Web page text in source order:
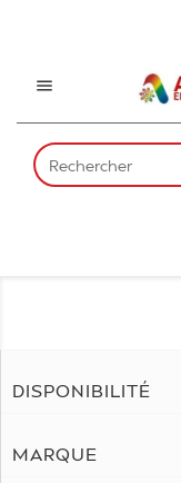

DISPONIBILITÉ
MARQUE